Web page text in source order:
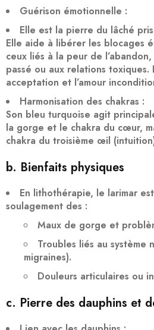
Guérison émotionnelle :
Elle est la pierre du lâché
Elle aide à libérer les blocages
ceux liés à la peur de
passé ou aux relations toxiques.
acceptation et l’amour
Harmonisation des chakras :
Son bleu turquoise agit
la gorge et le chakra du cœur,
chakra du troisième œil
b. Bienfaits physiques
En lithothérapie, le larimar
soulagement des :
Maux de gorge et
Troubles liés au système
migraines).
Douleurs articulaires ou
c. Pierre des dauphins et